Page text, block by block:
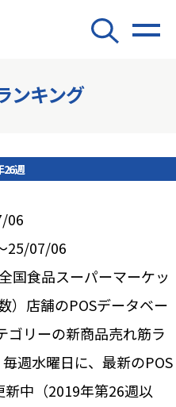
ンキング
26週
06
25/07/06
国食品スーパーマーケッ
）店舗のPOSデータベー
ゴリーの新商品売れ筋ラ
週水曜日に、最新のPOS
中（2019年第26週以